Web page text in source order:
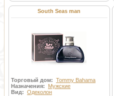
South Seas man
Торговый дом: Tommy Bahama
Назначения: Мужские
Вид: Одеколон